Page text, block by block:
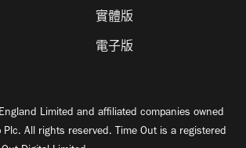
實體版
電子版
Limited and affiliated companies owned
Plc. All rights reserved. Time Out is a registered